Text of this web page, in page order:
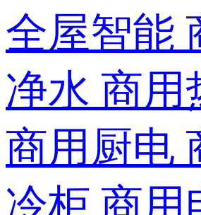
全屋智能
净水 商用
商用厨电
冷柜 商用